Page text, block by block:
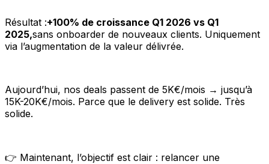
Résultat :+100% de croissance Q1 2026 vs Q1
2025,sans onboarder de nouveaux clients. Uniquement
via l’augmentation de la valeur délivrée.
Aujourd’hui, nos deals passent de 5K€/mois → jusqu’à
15K-20K€/mois. Parce que le delivery est solide. Très
solide.
👉 Maintenant, l’objectif est clair : relancer une